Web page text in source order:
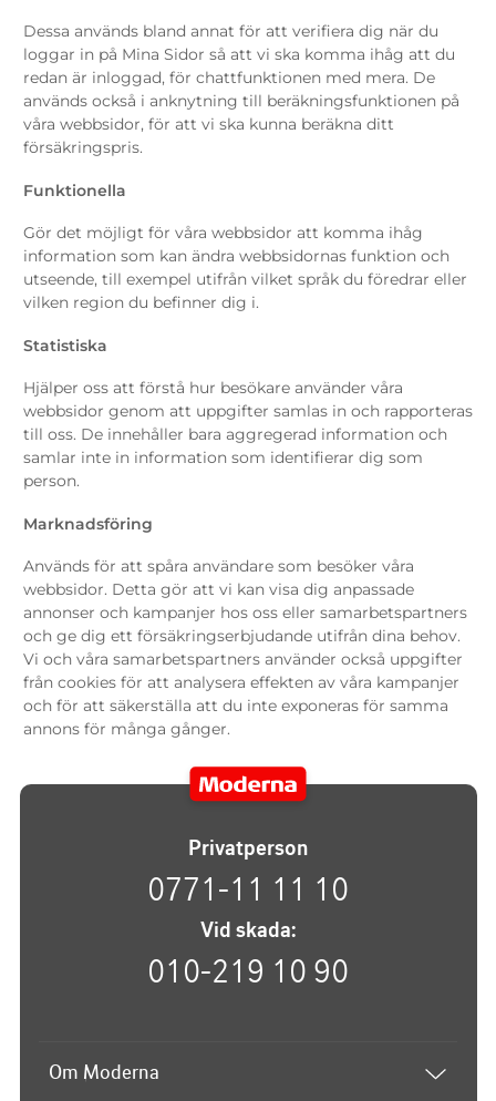
Dessa används bland annat för att verifiera dig när du
loggar in på Mina Sidor så att vi ska komma ihåg att du
redan är inloggad, för chattfunktionen med mera. De
används också i anknytning till beräkningsfunktionen på
våra webbsidor, för att vi ska kunna beräkna ditt
försäkringspris.
Funktionella
Gör det möjligt för våra webbsidor att komma ihåg
information som kan ändra webbsidornas funktion och
utseende, till exempel utifrån vilket språk du föredrar eller
vilken region du befinner dig i.
Statistiska
Hjälper oss att förstå hur besökare använder våra
webbsidor genom att uppgifter samlas in och rapporteras
till oss. De innehåller bara aggregerad information och
samlar inte in information som identifierar dig som
person.
Marknadsföring
Används för att spåra användare som besöker våra
webbsidor. Detta gör att vi kan visa dig anpassade
annonser och kampanjer hos oss eller samarbetspartners
och ge dig ett försäkringserbjudande utifrån dina behov.
Vi och våra samarbetspartners använder också uppgifter
från cookies för att analysera effekten av våra kampanjer
och för att säkerställa att du inte exponeras för samma
annons för många gånger.
Privatperson
0771-11 11 10
Vid skada:
010-219 10 90
Om Moderna